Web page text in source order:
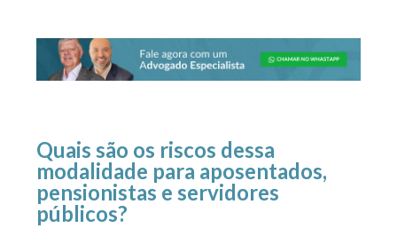
Quais são os riscos dessa
modalidade para aposentados,
pensionistas e servidores
públicos?